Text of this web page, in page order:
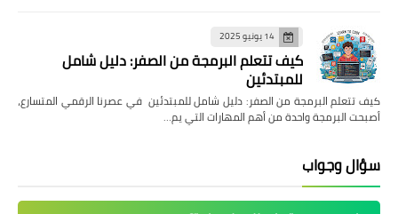
14 يونيو 2025
كيف تتعلم البرمجة من الصفر: دليل شامل
للمبتدئين
كيف تتعلم البرمجة من الصفر: دليل شامل للمبتدئين في عصرنا الرقمي المتسارع،
أصبحت البرمجة واحدة من أهم المهارات التي يم…
سؤال وجواب